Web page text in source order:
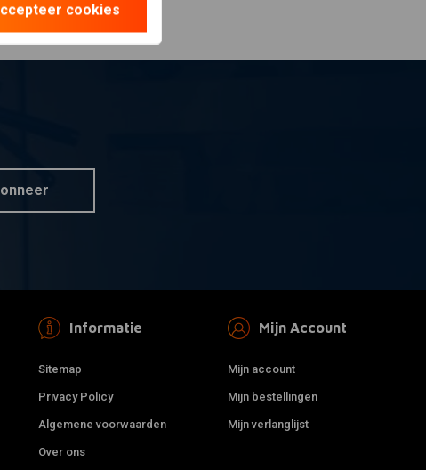
Informatie
Sitemap
Privacy Policy
Algemene voorwaarden
Over ons
Mijn Account
Mijn account
Mijn bestellingen
Mijn verlanglijst
cookies